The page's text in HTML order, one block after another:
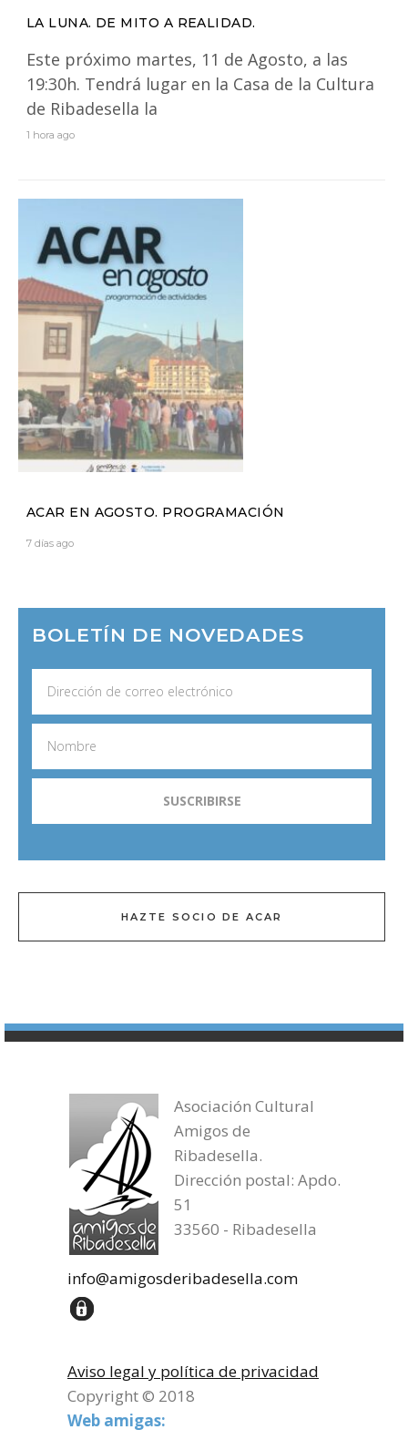
LA LUNA. DE MITO A REALIDAD.
Este próximo martes, 11 de Agosto, a las
19:30h. Tendrá lugar en la Casa de la Cultura
de Ribadesella la
1 hora ago
ACAR EN AGOSTO. PROGRAMACIÓN
7 días ago
BOLETÍN DE NOVEDADES
HAZTE SOCIO DE ACAR
Asociación Cultural
Amigos de
Ribadesella.
Dirección postal: Apdo.
51
33560 - Ribadesella
info@amigosderibadesella.com
Aviso legal y política de privacidad
Copyright © 2018
Web amigas: